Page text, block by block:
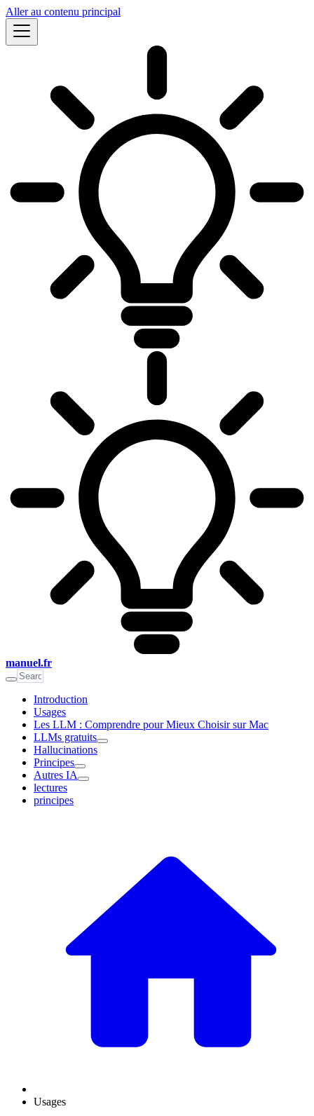
Aller au contenu principal
manuel.fr
Introduction
Usages
Les LLM : Comprendre pour Mieux Choisir sur Mac
LLMs gratuits
Hallucinations
Principes
Autres IA
lectures
principes
Usages